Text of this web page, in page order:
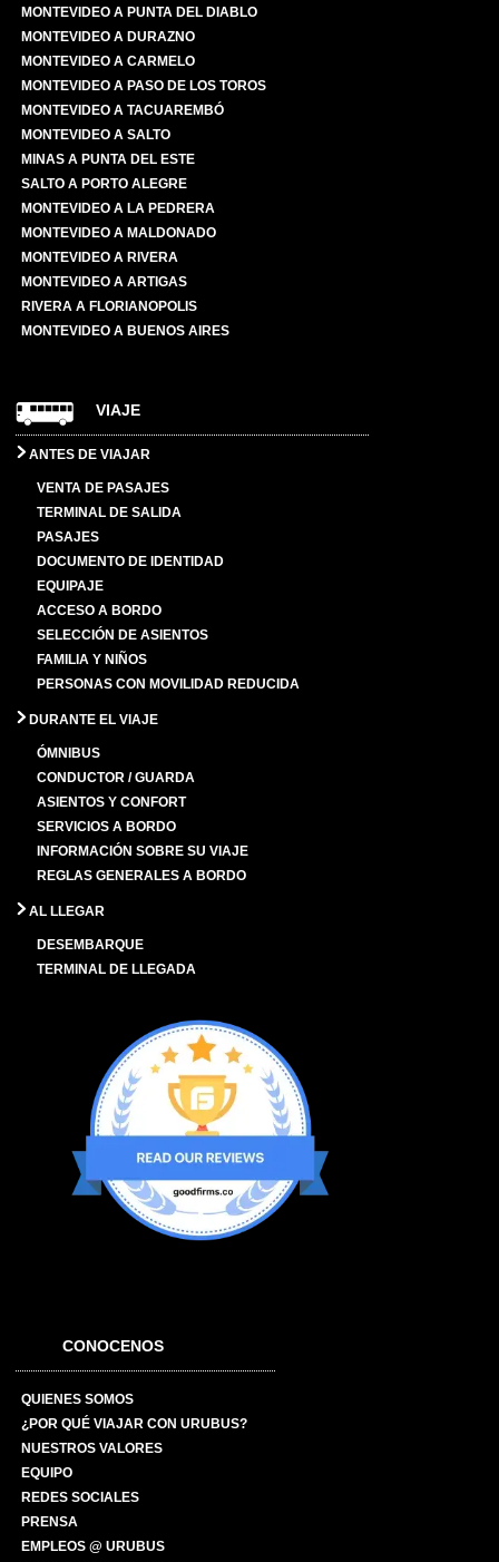
MONTEVIDEO A PUNTA DEL DIABLO
MONTEVIDEO A DURAZNO
MONTEVIDEO A CARMELO
MONTEVIDEO A PASO DE LOS TOROS
MONTEVIDEO A TACUAREMBÓ
MONTEVIDEO A SALTO
MINAS A PUNTA DEL ESTE
SALTO A PORTO ALEGRE
MONTEVIDEO A LA PEDRERA
MONTEVIDEO A MALDONADO
MONTEVIDEO A RIVERA
MONTEVIDEO A ARTIGAS
RIVERA A FLORIANOPOLIS
MONTEVIDEO A BUENOS AIRES
VIAJE
ANTES DE VIAJAR
VENTA DE PASAJES
TERMINAL DE SALIDA
PASAJES
DOCUMENTO DE IDENTIDAD
EQUIPAJE
ACCESO A BORDO
SELECCIÓN DE ASIENTOS
FAMILIA Y NIÑOS
PERSONAS CON MOVILIDAD REDUCIDA
DURANTE EL VIAJE
ÓMNIBUS
CONDUCTOR / GUARDA
ASIENTOS Y CONFORT
SERVICIOS A BORDO
INFORMACIÓN SOBRE SU VIAJE
REGLAS GENERALES A BORDO
AL LLEGAR
DESEMBARQUE
TERMINAL DE LLEGADA
CONOCENOS
QUIENES SOMOS
¿POR QUÉ VIAJAR CON URUBUS?
NUESTROS VALORES
EQUIPO
REDES SOCIALES
PRENSA
EMPLEOS @ URUBUS